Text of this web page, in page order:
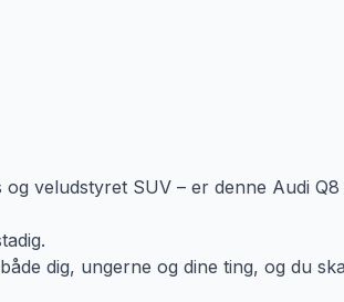
veludstyret SUV – er denne Audi
dig, ungerne og dine ting, og du